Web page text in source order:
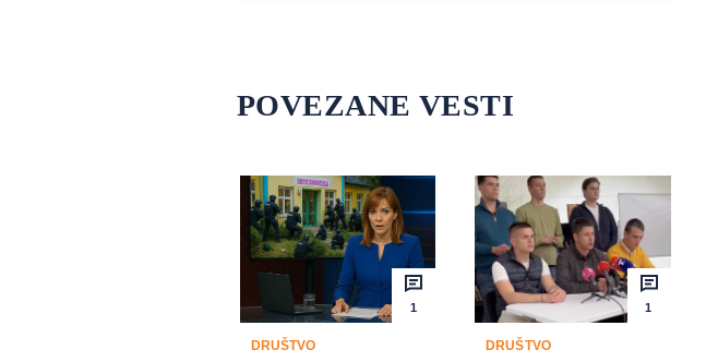
POVEZANE VESTI
1
DRUŠTVO
1
DRUŠTVO